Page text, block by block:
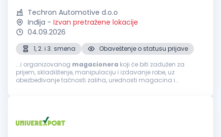
Techron Automotive d.o.o
Inđija - Izvan pretražene lokacije
04.09.2026
1, 2. i 3. smena
Obaveštenje o statusu prijave
...i organizovanog magacionera koji će biti zadužen za
prijem, skladištenje, manipulaciju i izdavanje robe, uz
obezbeđivanje tačnosti zaliha, urednosti magacina i